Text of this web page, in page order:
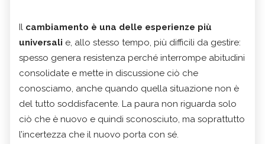
Il cambiamento è una delle esperienze più
universali e, allo stesso tempo, più difficili da gestire:
spesso genera resistenza perché interrompe abitudini
consolidate e mette in discussione ciò che
conosciamo, anche quando quella situazione non è
del tutto soddisfacente. La paura non riguarda solo
ciò che è nuovo e quindi sconosciuto, ma soprattutto
l’incertezza che il nuovo porta con sé.